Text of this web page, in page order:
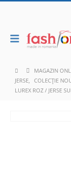
MAGAZIN
JERSE, COLECȚIE
LUREX ROZ / JERSE